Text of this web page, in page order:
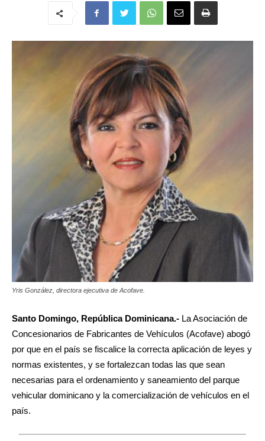
Yris González, directora ejecutiva de Acofave.
Santo Domingo, República Dominicana.- La Asociación de
Concesionarios de Fabricantes de Vehículos (Acofave) abogó
por que en el país se fiscalice la correcta aplicación de leyes y
normas existentes, y se fortalezcan todas las que sean
necesarias para el ordenamiento y saneamiento del parque
vehicular dominicano y la comercialización de vehículos en el
país.